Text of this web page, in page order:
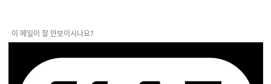
이 메일이 잘 안보이시나요?